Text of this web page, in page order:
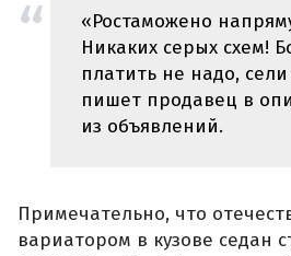
«Ростаможено
Никаких серых схем!
платить не надо,
пишет продавец в
из объявлений.
Примечательно, что
вариатором в кузове седан